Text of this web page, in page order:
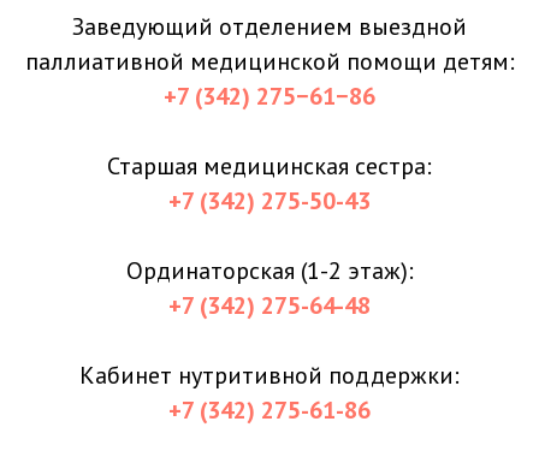
Заведующий отделением выездной
паллиативной медицинской помощи детям:
+7 (342) 275−61−86
Старшая медицинская сестра:
+7 (342) 275-50-43
Ординаторская (1-2 этаж):
+7 (342) 275-64-48
Кабинет нутритивной поддержки:
+7 (342) 275-61-86